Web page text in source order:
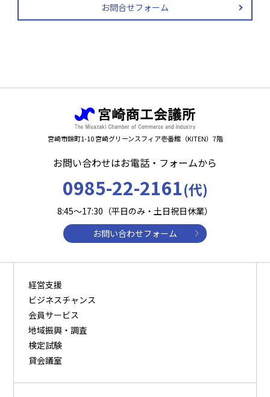
お問合せフォーム
宮崎市錦町1-10 宮崎グリーンスフィア壱番館（KITEN）7階
お問い合わせはお電話・フォームから
0985-22-2161(代)
8:45～17:30（平日のみ・土日祝日休業）
お問い合わせフォーム
経営支援
ビジネスチャンス
会員サービス
地域振興・調査
検定試験
貸会議室